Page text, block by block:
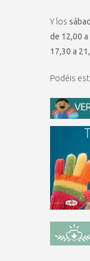
Y los
de 12,00
17,30 a
Podéis